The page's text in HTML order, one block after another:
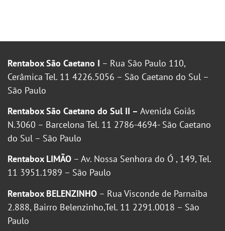
Rentabox São Caetano I – Rua São Paulo 110,
Cerâmica Tel. 11 4226.5056 – São Caetano do Sul –
São Paulo
Rentabox São Caetano do Sul II – Avenida Goiás
N.3060 – Barcelona Tel. 11 2786-4694- São Caetano
do Sul – São Paulo
Rentabox LIMÃO – Av. Nossa Senhora do Ó , 149, Tel.
11 3951.1989 – São Paulo
Rentabox BELENZINHO – Rua Visconde de Parnaiba
2.888, Bairro Belenzinho,Tel. 11 2291.0018 – São
Paulo